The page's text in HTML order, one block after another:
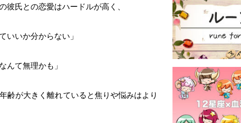
彼氏との恋愛はハードルが高く、
いいか分からない」
んて無理かも」
齢が大きく離れていると焦りや悩みはより